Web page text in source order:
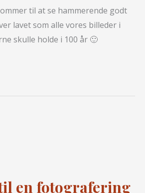
til at se hammerende godt
lavet som alle vores billeder i
skulle holde i 100 år 🙂
en fotografering